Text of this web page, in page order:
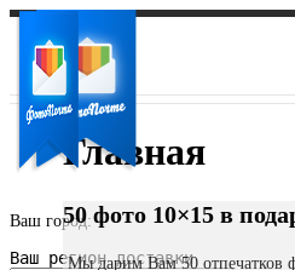
Ваш город:
Ваш регион доставки
Главная
50 фото 10×15 в
Мы дарим Вам 50 отпечатков